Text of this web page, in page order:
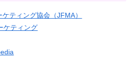
ティング協会（JFMA）
ケティング